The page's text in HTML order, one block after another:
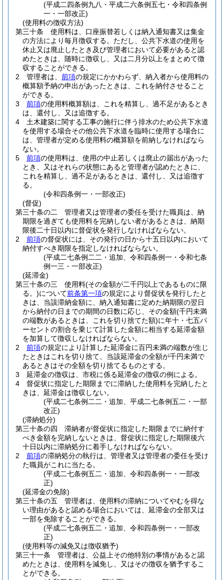
(平成二四条例九八・平成二六条例五七・令和四条例
一・一部改正)
(使用料の徴収方法)
第三十条
使用料は、口座振替若しくは納入通知書又は集金
の方法により毎月徴収する。 ただし、公共下水道の使用を
休止又は廃止したとき及び管理者において必要があると認
めたときは、随時に徴収し、又は二月分以上をまとめて徴
収することができる。
2
管理者は、 前項の規定にかかわらず、納入者から使用料の
概算額予納の申出があったときは、これを納付させること
ができる。
3
前項の使用料概算額は、これを精算し、過不足があるとき
は、還付し、又は追徴する。
4
土木建築に関する工事の施行に伴う排水のため公共下水道
を使用する場合その他公共下水道を臨時に使用する場合に
は、管理者が定める使用料の概算額を前納しなければなら
ない。
5
前項の使用料は、使用の中止若しくは廃止の届出があった
とき、又はそれらの状態にあると管理者が認めたときに、
これを精算し、過不足があるときは、還付し、又は追徴す
る。
(令和四条例一・一部改正)
(督促)
第三十条の二
管理者又は管理者の委任を受けた職員は、納
期限を過ぎても使用料を完納しない者があるときは、納期
限後二十日以内に督促状を発行しなければならない。
2
前項の督促状には、その発行の日から十五日以内において
納付すべき期限を指定しなければならない。
(平成二七条例二二・追加、令和四条例一・令和七条
例一三・一部改正)
(延滞金)
第三十条の三
使用料(その金額が二千円以上であるものに限
る。)について前条第一項の規定により督促状を発行したと
きは、当該滞納金額に、納入通知書に定めた納期限の翌日
から納付の日までの期間の日数に応じ、その金額(千円未満
の端数があるときは、これを切り捨てた額)に年十・七五パ
ーセントの割合を乗じて計算した金額に相当する延滞金額
を加算して徴収しなければならない。
2
前項の規定により計算した延滞金に百円未満の端数が生じ
たときはこれを切り捨て、当該延滞金の全額が千円未満で
あるときはその全額を切り捨てるものとする。
3
延滞金の徴収は、市税に係る延滞金の徴収の例による。
4
督促状に指定した期限までに滞納した使用料を完納したと
きは、延滞金は徴収しない。
(平成二七条例二二・追加、平成二七条例五二・一部
改正)
(滞納処分)
第三十条の四
滞納者が督促状に指定した期限までに納付す
べき金額を完納しないときは、督促状に指定した期限後六
十日以内に滞納処分に着手しなければならない。
2
前項の滞納処分の執行は、管理者又は管理者の委任を受け
た職員がこれに当たる。
(平成二七条例五二・追加、令和四条例一・一部改
正)
(延滞金の免除)
第三十条の五
管理者は、使用料の滞納についてやむを得な
い理由があると認める場合においては、延滞金の全部又は
一部を免除することができる。
(平成二七条例五二・追加、令和四条例一・一部改
正)
(使用料等の減免又は徴収猶予)
第三十一条
管理者は、公益上その他特別の事情があると認
めたときは、使用料を減免し、又はその徴収を猶予するこ
とができる。